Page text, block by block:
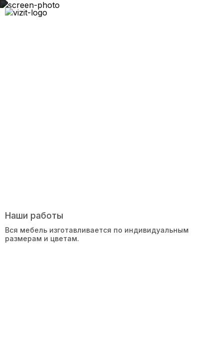
Наши работы
Вся мебель изготавливается по индивидуальным
размерам и цветам.